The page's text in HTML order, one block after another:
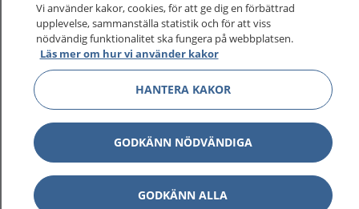
1177 på flera språk
Om 1177 Visa
Visa
Behandling av personuppgifter
Vi använder kakor, cookies, för att ge dig en förbättrad
upplevelse, sammanställa statistik och för att viss
nödvändig funktionalitet ska fungera på webbplatsen.
Läs mer om hur vi använder kakor
HANTERA KAKOR
GODKÄNN NÖDVÄNDIGA
GODKÄNN ALLA